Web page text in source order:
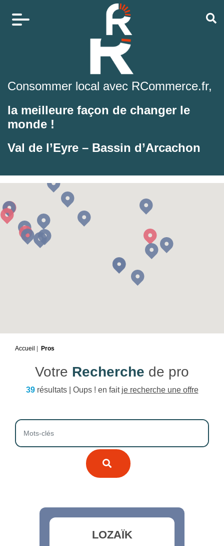
Consommer local avec RCommerce.fr,
la meilleure façon de changer le
monde !
Val de l’Eyre – Bassin d’Arcachon
Accueil Pros
Votre Recherche de pro
39résultats | Oups ! en fait je recherche une offre
LOZAÏK